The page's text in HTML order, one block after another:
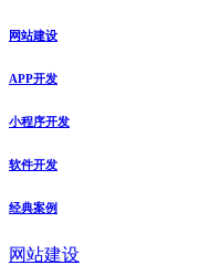
网站建设
APP开发
小程序开发
软件开发
经典案例
网站建设